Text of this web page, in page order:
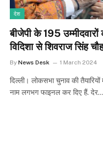
देश
बीजेपी के 195
विदिशा से शिवराज सिंह
By News Desk 1 March 2024
दिल्ली। लोकसभा चुनाव की
नाम लगभग फाइनल कर दिए हैं. देर…